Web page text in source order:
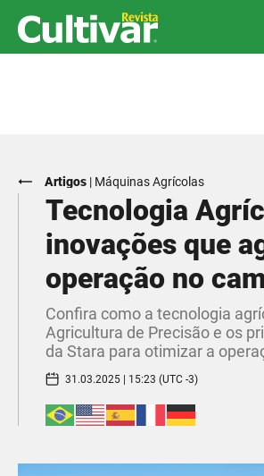
Artigos | Máquinas Agrícolas
Tecnologia
inovações que
operação no
Confira como a tecnologia
Agricultura de Precisão e os
da Stara para otimizar a
31.03.2025 | 15:23 (UTC -3)